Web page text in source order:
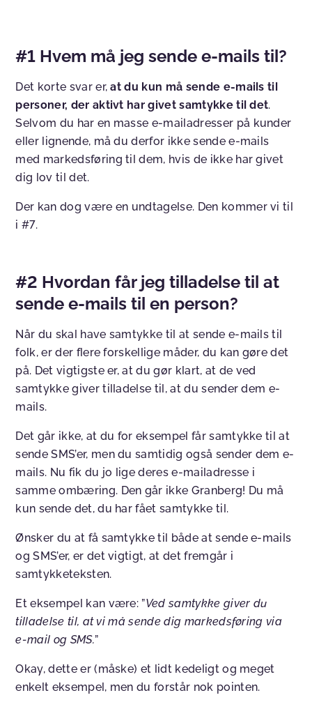
#1 Hvem må jeg sende e-mails til?
Det korte svar er,at du kun må sende e-mails til
personer, der aktivt har givet samtykke til det.
Selvom du har en masse e-mailadresser på kunder
eller lignende, må du derfor ikke sende e-mails
med markedsføring til dem, hvis de ikke har givet
dig lov til det.
Der kan dog være en undtagelse. Den kommer vi til
i #7.
#2 Hvordan får jeg tilladelse til at
sende e-mails til en person?
Når du skal have samtykke til at sende e-mails til
folk, er der flere forskellige måder, du kan gøre det
på. Det vigtigste er, at du gør klart, at de ved
samtykke giver tilladelse til, at du sender dem e-
mails.
Det går ikke, at du for eksempel får samtykke til at
sende SMS’er, men du samtidig også sender dem e-
mails. Nu fik du jo lige deres e-mailadresse i
samme ombæring. Den går ikke Granberg! Du må
kun sende det, du har fået samtykke til.
Ønsker du at få samtykke til både at sende e-mails
og SMS’er, er det vigtigt, at det fremgår i
samtykketeksten.
Et eksempel kan være: ”Ved samtykke giver du
tilladelse til, at vi må sende dig markedsføring via
e-mail og SMS.”
Okay, dette er (måske) et lidt kedeligt og meget
enkelt eksempel, men du forstår nok pointen.